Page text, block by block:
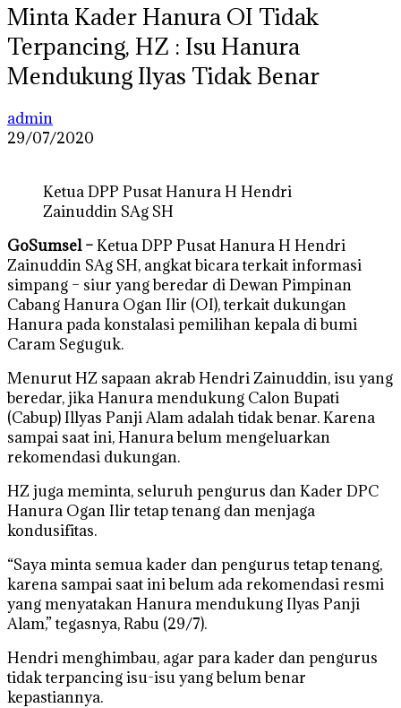
Minta Kader Hanura OI Tidak
Terpancing, HZ : Isu Hanura
Mendukung Ilyas Tidak Benar
admin
29/07/2020
Ketua DPP Pusat Hanura H Hendri
Zainuddin SAg SH
GoSumsel –Ketua DPP Pusat Hanura H Hendri
Zainuddin SAg SH, angkat bicara terkait informasi
simpang – siur yang beredar di Dewan Pimpinan
Cabang Hanura Ogan Ilir (OI), terkait dukungan
Hanura pada konstalasi pemilihan kepala di bumi
Caram Seguguk.
Menurut HZ sapaan akrab Hendri Zainuddin, isu yang
beredar, jika Hanura mendukung Calon Bupati
(Cabup) Illyas Panji Alam adalah tidak benar. Karena
sampai saat ini, Hanura belum mengeluarkan
rekomendasi dukungan.
HZ juga meminta, seluruh pengurus dan Kader DPC
Hanura Ogan Ilir tetap tenang dan menjaga
kondusifitas.
“Saya minta semua kader dan pengurus tetap tenang,
karena sampai saat ini belum ada rekomendasi resmi
yang menyatakan Hanura mendukung Ilyas Panji
Alam,” tegasnya, Rabu (29/7).
Hendri menghimbau, agar para kader dan pengurus
tidak terpancing isu-isu yang belum benar
kepastiannya.